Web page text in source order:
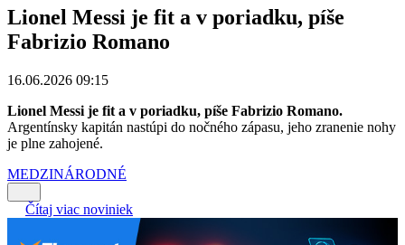
Lionel Messi je fit a v poriadku, píše
Fabrizio Romano
16.06.2026 09:15
Lionel Messi je fit a v poriadku, píše Fabrizio Romano.
Argentínsky kapitán nastúpi do nočného zápasu, jeho zranenie nohy
je plne zahojené.
MEDZINÁRODNÉ
Čítaj viac noviniek